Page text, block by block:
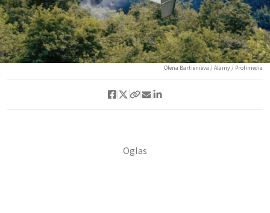
Olena Bartienieva / Alamy / Profimedia